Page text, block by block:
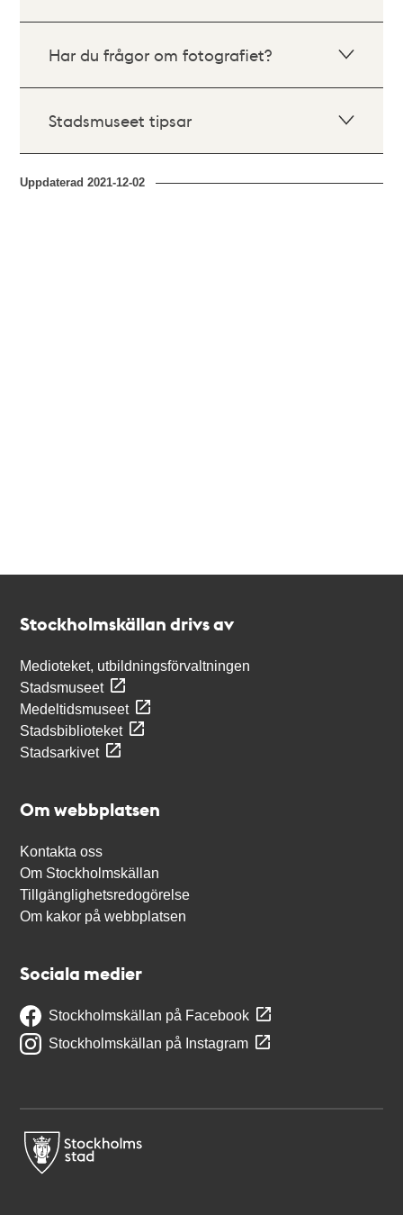
Har du frågor om fotografiet?
Stadsmuseet tipsar
Uppdaterad2021-12-02
Stockholmskällan drivs av
Medioteket, utbildningsförvaltningen
Stadsmuseet
Medeltidsmuseet
Stadsbiblioteket
Stadsarkivet
Om webbplatsen
Kontakta oss
Om Stockholmskällan
Tillgänglighetsredogörelse
Om kakor på webbplatsen
Sociala medier
Stockholmskällan på Facebook
Stockholmskällan på Instagram